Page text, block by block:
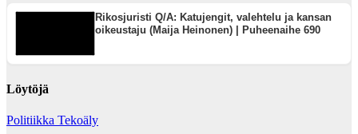
Rikosjuristi Q/A: Katujengit, valehtelu ja kansan
oikeustaju (Maija Heinonen) | Puheenaihe 690
Löytöjä
Politiikka Tekoäly